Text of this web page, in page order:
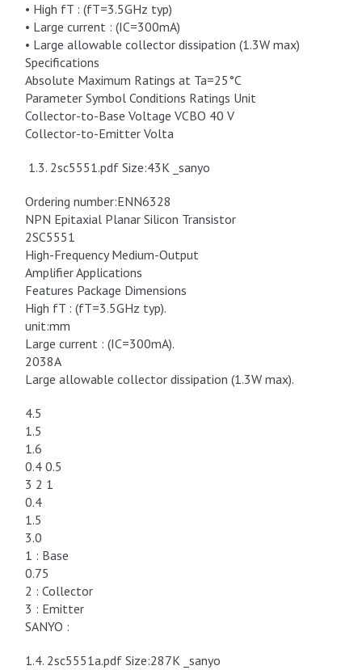
• High fT : (fT=3.5GHz typ)
• Large current : (IC=300mA)
• Large allowable collector dissipation (1.3W max)
Specifications
Absolute Maximum Ratings at Ta=25°C
Parameter Symbol Conditions Ratings Unit
Collector-to-Base Voltage VCBO 40 V
Collector-to-Emitter Volta
1.3. 2sc5551.pdf Size:43K _sanyo
Ordering number:ENN6328
NPN Epitaxial Planar Silicon Transistor
2SC5551
High-Frequency Medium-Output
Amplifier Applications
Features Package Dimensions
High fT : (fT=3.5GHz typ).
unit:mm
Large current : (IC=300mA).
2038A
Large allowable collector dissipation (1.3W max).
4.5
1.5
1.6
0.4 0.5
3 2 1
0.4
1.5
3.0
1 : Base
0.75
2 : Collector
3 : Emitter
SANYO :
1.4. 2sc5551a.pdf Size:287K _sanyo